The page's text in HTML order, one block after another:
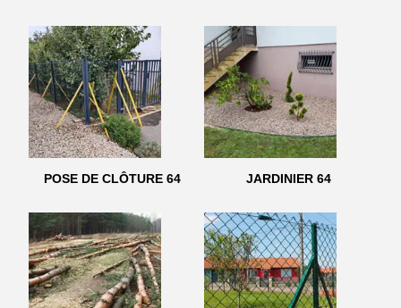
POSE DE CLÔTURE 64 JARDINIER 64